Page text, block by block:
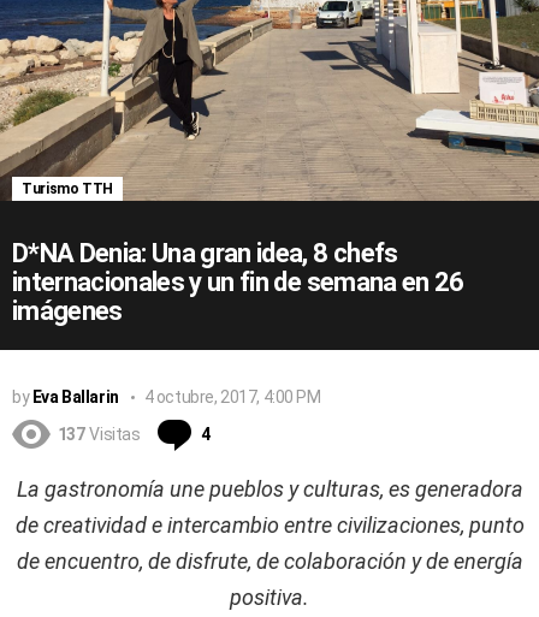
Turismo TTH
D*NA Denia: Una gran idea, 8 chefs
internacionales y un fin de semana en 26
imágenes
by Eva Ballarin
4 octubre, 2017, 4:00 PM
137 Visitas 4
La gastronomía une pueblos y culturas, es generadora
de creatividad e intercambio entre civilizaciones, punto
de encuentro, de disfrute, de colaboración y de energía
positiva.